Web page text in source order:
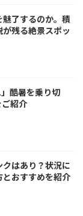
了するのか。積
残る絶景スポッ
酷暑を乗り切
ご紹介
はあり？状況に
おすすめを紹介